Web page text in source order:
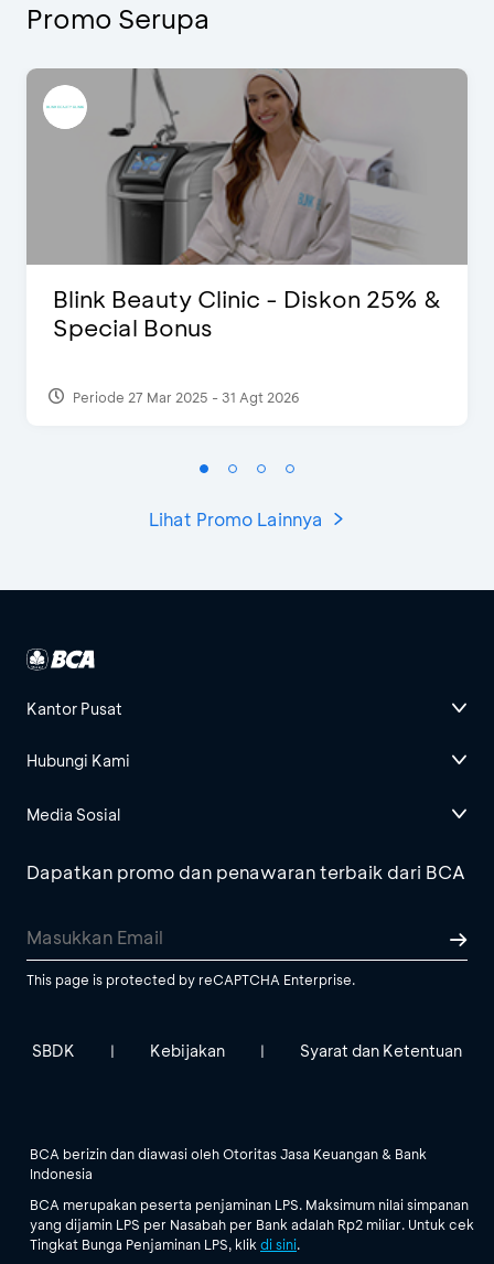
Promo Serupa
Blink Beauty Clinic - Diskon 25% &
Special Bonus
Periode 27 Mar 2025 - 31 Agt 2026
Lihat Promo Lainnya
Kantor Pusat
Hubungi Kami
Media Sosial
Dapatkan promo dan penawaran terbaik dari BCA
This page is protected by reCAPTCHA Enterprise.
SBDK | Kebijakan | Syarat dan Ketentuan
BCA berizin dan diawasi oleh Otoritas Jasa Keuangan & Bank
Indonesia
BCA merupakan peserta penjaminan LPS. Maksimum nilai simpanan
yang dijamin LPS per Nasabah per Bank adalah Rp2 miliar. Untuk cek
Tingkat Bunga Penjaminan LPS, klik di sini.